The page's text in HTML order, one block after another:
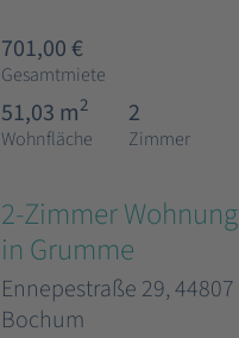
701,00 €
Gesamtmiete
51,03 m2
Wohnfläche
2
Zimmer
2-Zimmer Wohnung
in Grumme
Ennepestraße 29, 44807
Bochum